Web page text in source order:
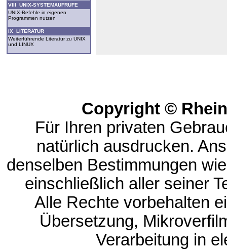
VIII UNIX-SYSTEMAUFRUFE
UNIX-Befehle in eigenen
Programmen nutzen
IX LITERATUR
Weiterführende Literatur zu UNIX
und LINUX
Copyright ©
Für Ihren privaten
natürlich ausdrucken.
denselben Bestimmungen
einschließlich aller seiner
Alle Rechte vorbehalten
Übersetzung,
Verarbeitung in